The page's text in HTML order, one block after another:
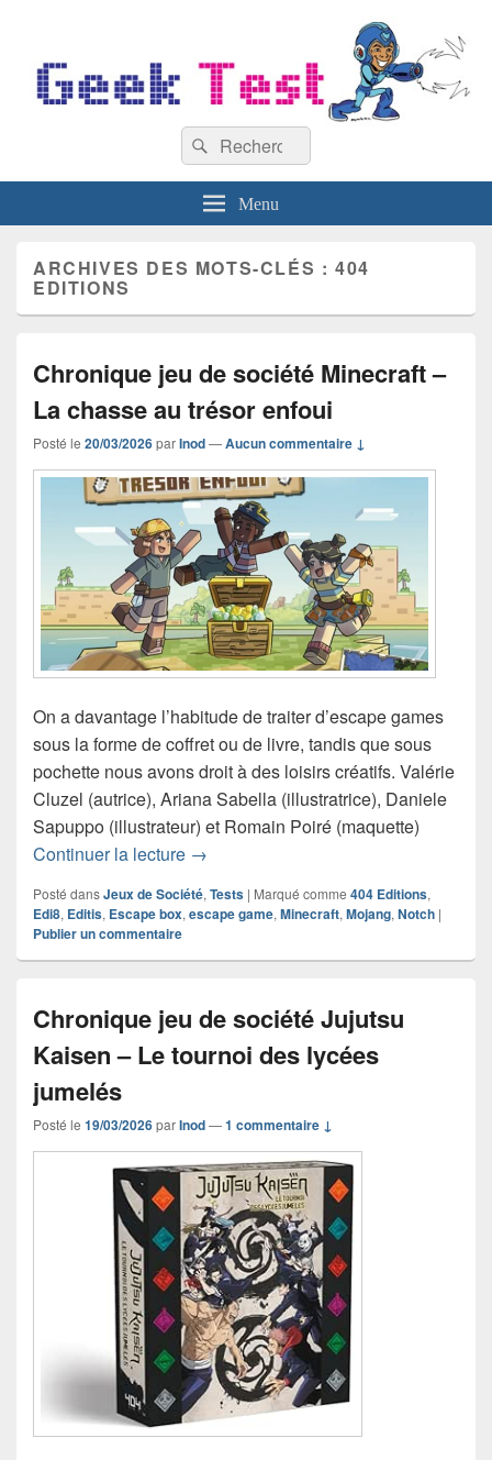
Recherche :
Rechercher
Menu
ARCHIVES DES MOTS-CLÉS :404
EDITIONS
Chronique jeu de société Minecraft –
La chasse au trésor enfoui
Posté le 20/03/2026parInod—Aucun commentaire ↓
On a davantage l’habitude de traiter d’escape games
sous la forme de coffret ou de livre, tandis que sous
pochette nous avons droit à des loisirs créatifs. Valérie
Cluzel (autrice), Ariana Sabella (illustratrice), Daniele
Sapuppo (illustrateur) et Romain Poiré (maquette)
Continuer la lecture Chronique jeu de société Minecraft –
→
Posté dansJeux de Société, Tests | Marqué comme 404 Editions,
Edi8, Editis, Escape box, escape game, Minecraft, Mojang, Notch |
Publier un commentaire
Chronique jeu de société Jujutsu
Kaisen – Le tournoi des lycées
jumelés
Posté le 19/03/2026parInod—1 commentaire ↓